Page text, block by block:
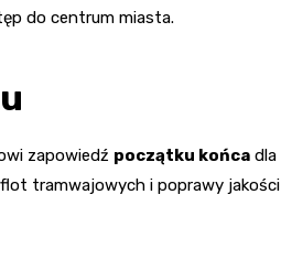
do centrum miasta.
zapowiedź początku końca dla
tramwajowych i poprawy jakości